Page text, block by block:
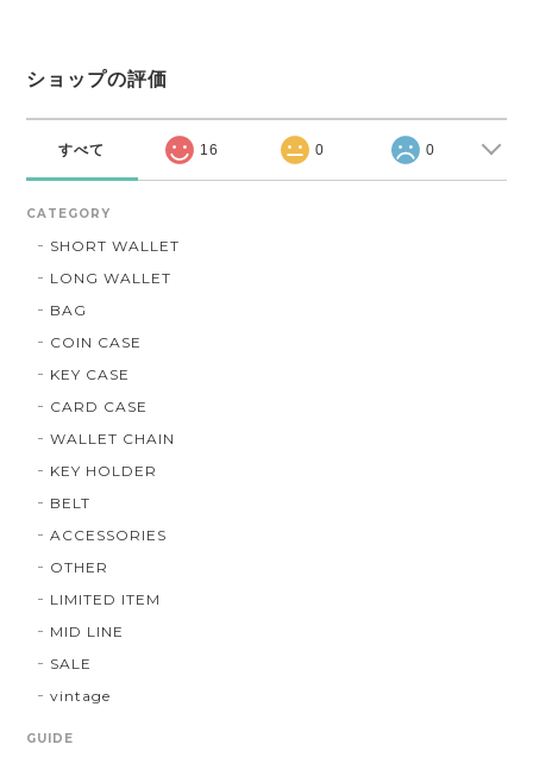
ショップの評価
すべて 16 0 0
CATEGORY
SHORT WALLET
LONG WALLET
BAG
COIN CASE
KEY CASE
CARD CASE
WALLET CHAIN
KEY HOLDER
BELT
ACCESSORIES
OTHER
LIMITED ITEM
MID LINE
SALE
vintage
GUIDE